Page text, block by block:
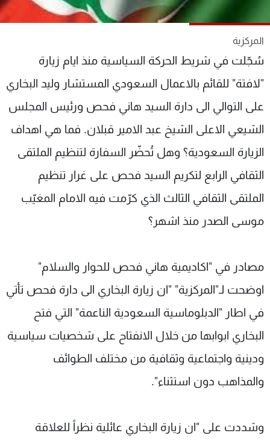
المركزية
سُجّلت في شريط الحركة السياسية منذ ايام زيارة
"لافتة" للقائم بالاعمال السعودي المستشار وليد البخاري
على التوالي الى دارة السيد هاني فحص ورئيس المجلس
الشيعي الاعلى الشيخ عبد الامير قبلان. فما هي اهداف
الزيارة السعودية؟ وهل تُحضّر السفارة لتنظيم الملتقى
الثقافي الرابع لتكريم السيد فحص على غرار تنظيم
الملتقى الثقافي الثالث الذي كرّمت فيه الامام المغيّب
موسى الصدر منذ اشهر؟
مصادر في "اكاديمية هاني فحص للحوار والسلام"
اوضحت لـ"المركزية" "ان زيارة البخاري الى دارة فحص تأتي
في اطار "الدبلوماسية السعودية الناعمة" التي فتح
البخاري ابوابها من خلال الانفتاح على شخصيات سياسية
ودينية واجتماعية وثقافية من مختلف الطوائف
والمذاهب دون استثناء".
وشددت على "ان زيارة البخاري عائلية نظراً للعلاقة
شاهد البرامج
الإنـتـاج
وظائف
تواصل معنا
شروط الإسـتخدام
سياسة الخصوصية